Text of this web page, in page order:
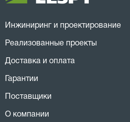
Инжиниринг и проектирование
Реализованные проекты
Доставка и оплата
Гарантии
Поставщики
О компании